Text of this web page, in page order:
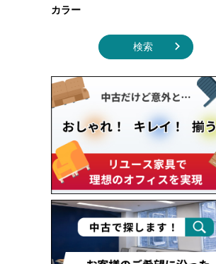
カラー
検索